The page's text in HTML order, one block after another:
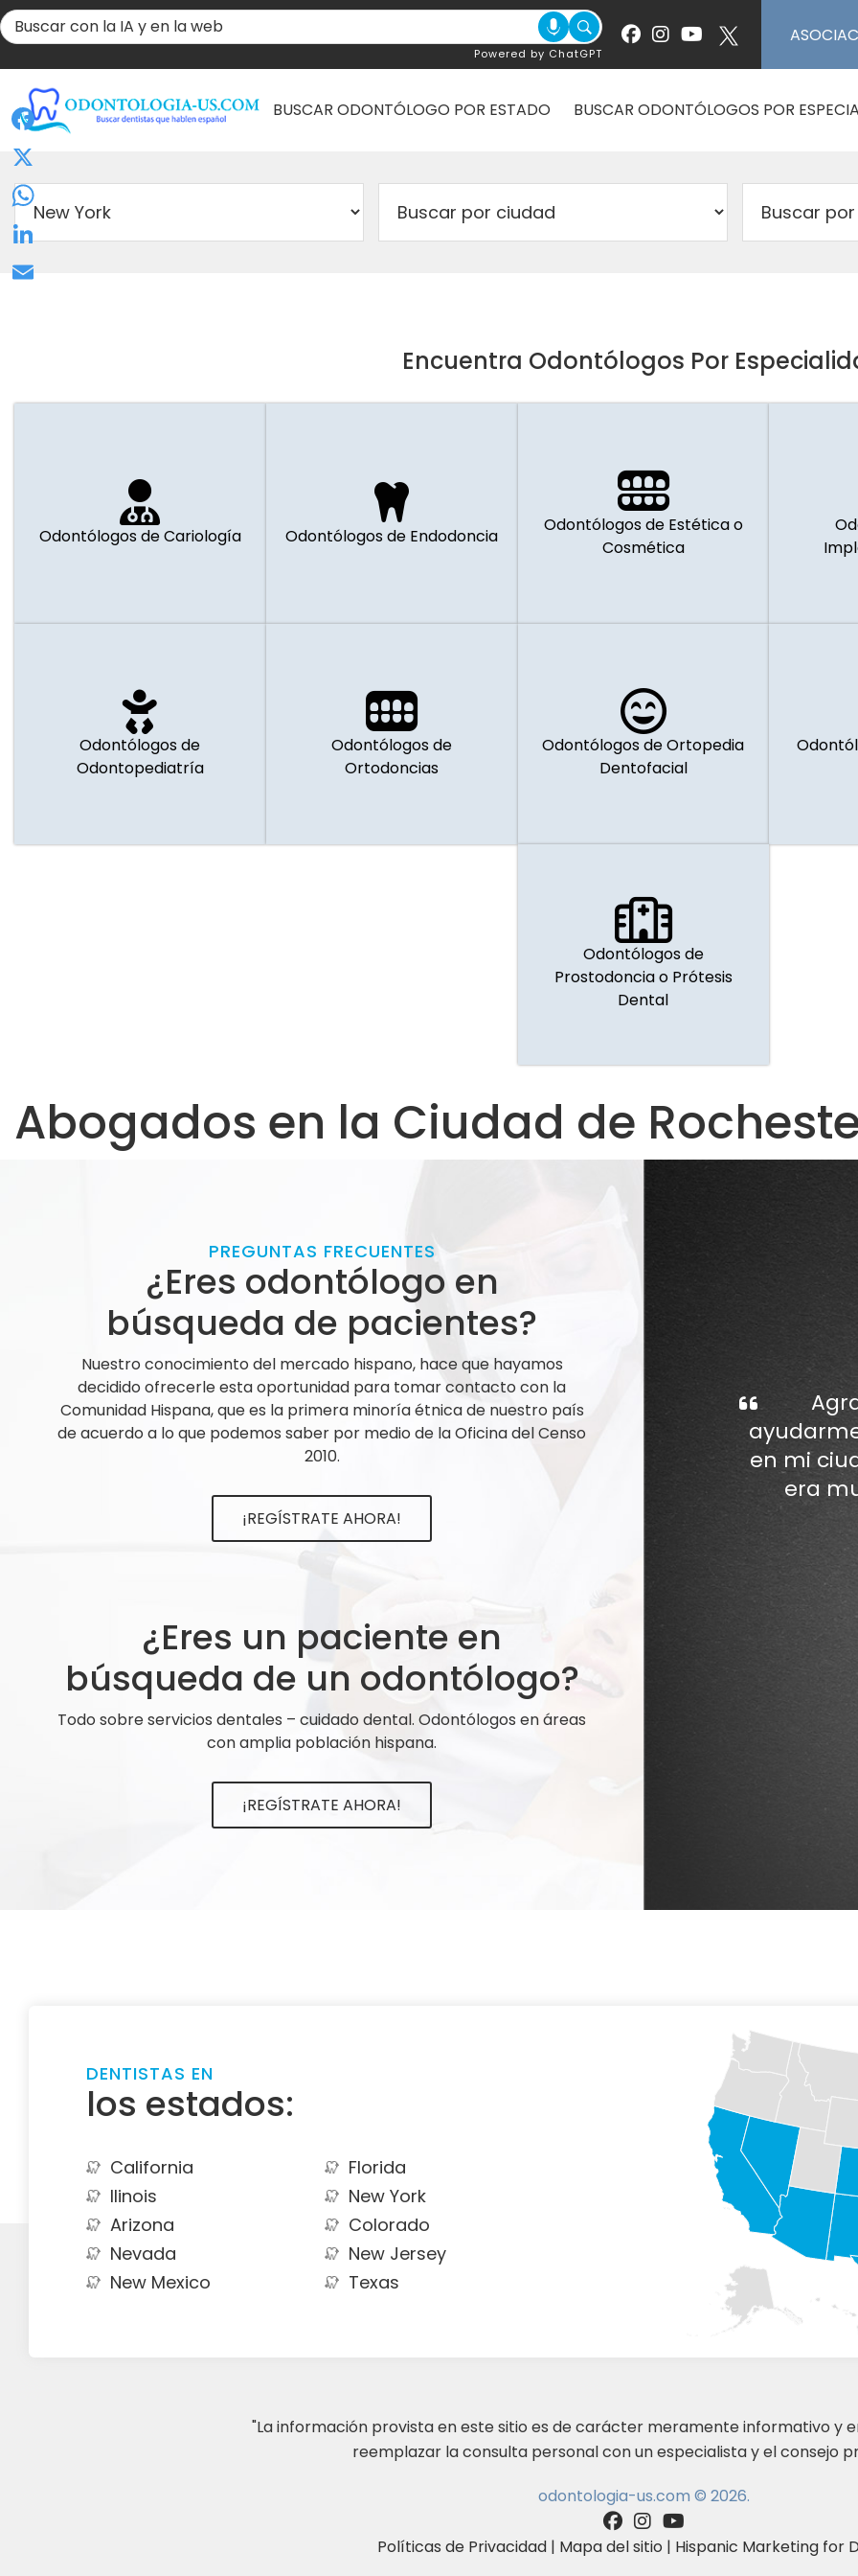
Powered by ChatGPT
BUSCAR ODONTÓLOGO POR ESTADO BUSCAR ODONTÓLOGOS POR
Encuentra Odontólogos Por
Odontólogos de Cariología Odontólogos de Endodoncia
Odontólogos de Estética o
Cosmética
Odontólogos de
Odontopediatría
Odontólogos de
Ortodoncias
Odontólogos de Ortopedia
Dentofacial
Odontólogos de
Prostodoncia o Prótesis
Dental
Abogados en la Ciudad de
PREGUNTAS FRECUENTES
¿Eres odontólogo en
búsqueda de pacientes?
Nuestro conocimiento del mercado hispano, hace que hayamos
decidido ofrecerle esta oportunidad para tomar contacto con la
Comunidad Hispana, que es la primera minoría étnica de nuestro país
de acuerdo a lo que podemos saber por medio de la Oficina del Censo
2010.
¡REGÍSTRATE AHORA!
¿Eres un paciente en
búsqueda de un odontólogo?
Todo sobre servicios dentales – cuidado dental. Odontólogos en áreas
con amplia población hispana.
¡REGÍSTRATE AHORA!
en mi
era
DENTISTAS EN
los estados:
California
Florida
Ilinois
New York
Arizona
Colorado
Nevada
New Jersey
New Mexico
Texas
"La información provista en este sitio es de carácter meramente informativo y
reemplazar la consulta personal con un especialista y el consejo
odontologia-us.com © 2026.
Políticas de Privacidad| Mapa del sitio | Hispanic Marketing for
Facebook
X
WhatsApp
LinkedIn